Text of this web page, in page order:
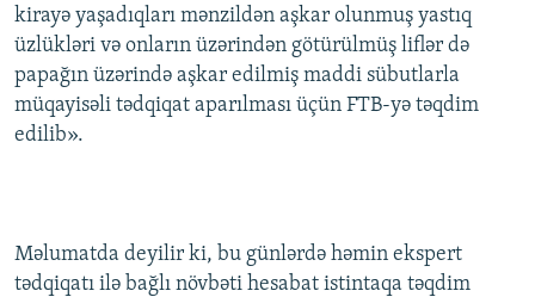
BIZIMLƏ ƏLAQƏ
XƏBƏR BÜLLETENLƏRIMIZ
kirayə yaşadıqları mənzildən aşkar olunmuş yastıq
üzlükləri və onların üzərindən götürülmüş liflər də
papağın üzərində aşkar edilmiş maddi sübutlarla
müqayisəli tədqiqat aparılması üçün FTB-yə təqdim
edilib».
Məlumatda deyilir ki, bu günlərdə həmin ekspert
tədqiqatı ilə bağlı növbəti hesabat istintaqa təqdim